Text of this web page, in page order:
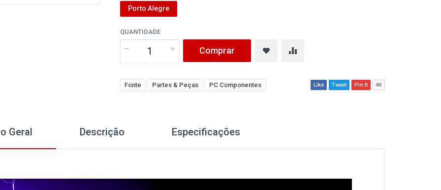
Porto Alegre
QUANTIDADE
Comprar
Fonte Partes & Peças PC Componentes Like Tweet Pin It 4K
Geral Descrição Especificações